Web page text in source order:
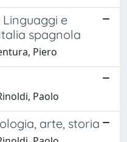
e
spagnola
Piero
Paolo
arte, storia